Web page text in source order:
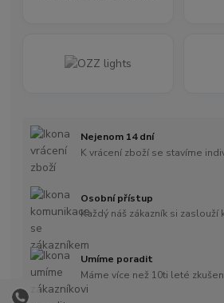
Nejenom 14 dní
K vrácení zboží se stavíme
Osobní přístup
Každý náš zákazník si zaslouží
Umíme poradit
Máme více než 10ti leté